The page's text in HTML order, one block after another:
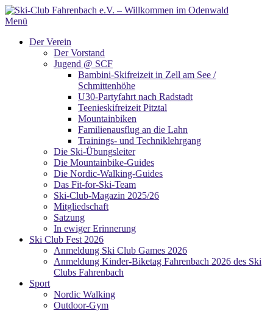
Zum
Inhalt
Menü
Der Verein
Der Vorstand
Jugend @ SCF
Bambini-Skifreizeit in Zell am See /
Schmittenhöhe
U30-Partyfahrt nach Radstadt
Teenieskifreizeit Pitztal
Mountainbiken
Familienausflug an die Lahn
Trainings- und Techniklehrgang
Die Ski-Übungsleiter
Die Mountainbike-Guides
Die Nordic-Walking-Guides
Das Fit-for-Ski-Team
Ski-Club-Magazin 2025/26
Mitgliedschaft
Satzung
In ewiger Erinnerung
Ski Club Fest 2026
Anmeldung Ski Club Games 2026
Anmeldung Kinder-Biketag Fahrenbach 2026 des Ski
Clubs Fahrenbach
Sport
Nordic Walking
Outdoor-Gym